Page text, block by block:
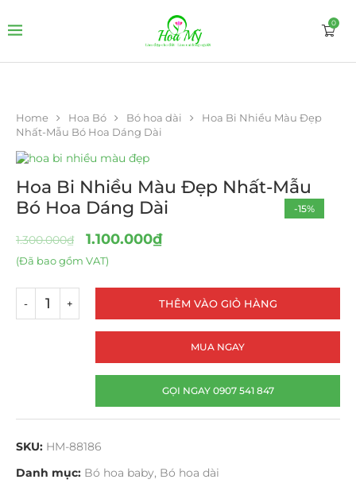
0
Home Hoa Bó Bó hoa dài
Hoa Bi Nhiều Màu Đẹp
Nhất-Mẫu Bó Hoa Dáng Dài
-15%
Hoa Bi Nhiều Màu Đẹp Nhất-Mẫu
Bó Hoa Dáng Dài
1.300.000₫ 1.100.000₫
(Đã bao gồm VAT)
THÊM VÀO GIỎ HÀNG
MUA NGAY
GỌI NGAY 0907 541 847
SKU: HM-88186
Danh mục: Bó hoa baby, Bó hoa dài